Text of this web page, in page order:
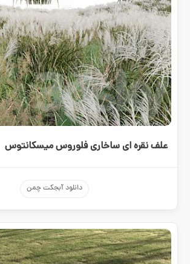
علف نقره ای ساخاری فلوروس میسکانتوس
دانلود آبجکت چمن